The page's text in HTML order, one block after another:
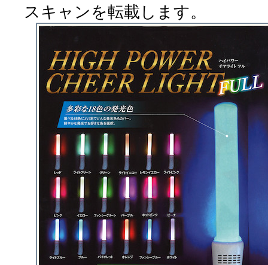
スキャンを転載します。